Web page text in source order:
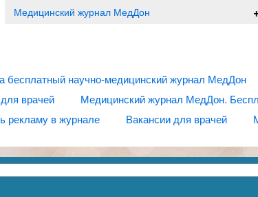
Медицинский журнал МедДон
бесплатный научно-медицинский журнал МедДон
врачей
Медицинский журнал МедДон.
рекламу в журнале
Вакансии для врачей